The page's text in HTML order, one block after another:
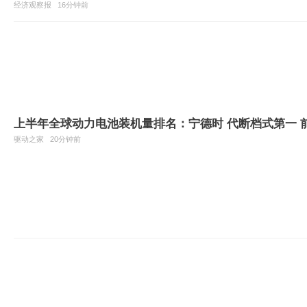
经济观察报 16分钟前
上半年全球动力电池装机量排名：宁德时 代断档式第一
驱动之家 20分钟前